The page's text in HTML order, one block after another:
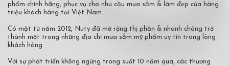
phẩm chính hãng, phục vụ cho nhu cầu mua sắm & làm đẹp của hàng
triệu khách hàng tại Việt Nam.
Có mặt từ năm 2012, Nuty đã mở rộng thị phần & nhanh chóng trở
thành một trong những địa chỉ mua sắm mỹ phẩm uy tín trong lòng
khách hàng
Với sự phát triển không ngừng trong suốt 10 năm qua, các thương